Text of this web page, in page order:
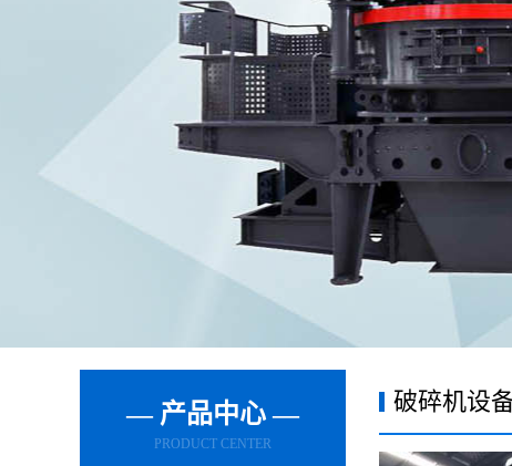
— 产品中心 —
PRODUCT CENTER
破碎机设